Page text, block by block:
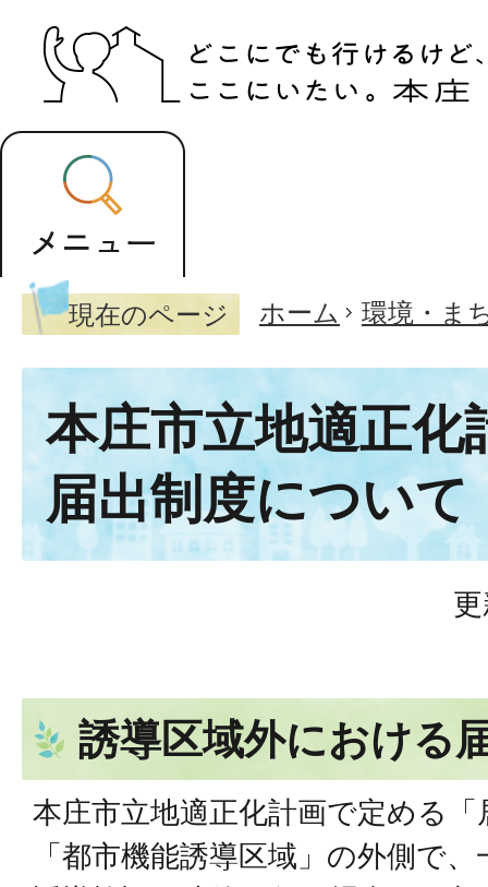
現在のページ ホーム 環境・ま
本庄市立地適正化
届出制度について
誘導区域外における
本庄市立地適正化計画で定める
「都市機能誘導区域」の外側で